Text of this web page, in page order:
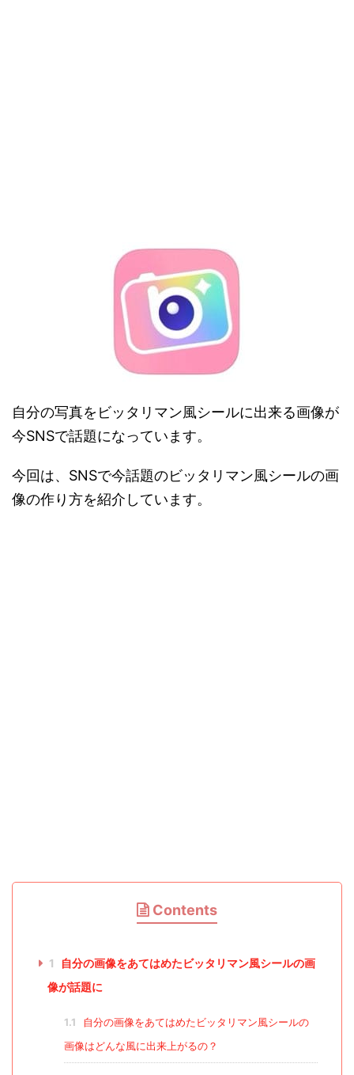
自分の写真をビッタリマン風シールに出来る画像が
今SNSで話題になっています。
今回は、SNSで今話題のビッタリマン風シールの画
像の作り方を紹介しています。
Contents
1
自分の画像をあてはめたビッタリマン風シールの画
像が話題に
1.1
自分の画像をあてはめたビッタリマン風シールの
画像はどんな風に出来上がるの？